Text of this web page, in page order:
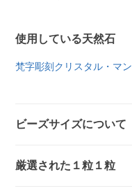
使用している天然石
梵字彫刻クリスタル・マン
ビーズサイズについて
厳選された１粒１粒